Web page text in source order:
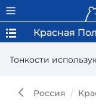
Тонкости
Красная
Россия